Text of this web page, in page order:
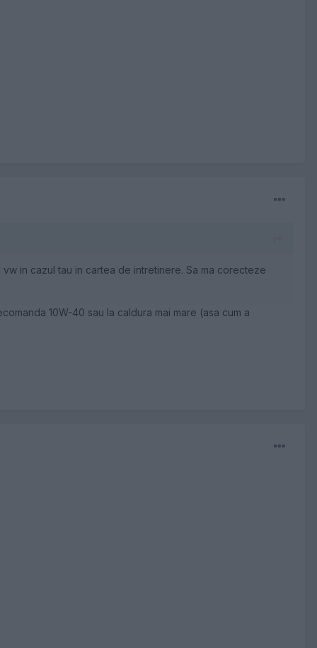
in cazul tau in cartea de intretinere. Sa ma corecteze
10W-40 sau la caldura mai mare (asa cum a